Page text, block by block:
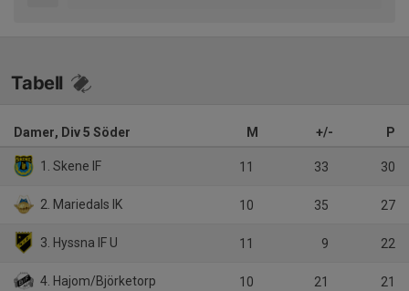
Tabell
Damer, Div 5 Söder M +/- P
1. Skene IF 11 33 30
2. Mariedals IK 10 35 27
3. Hyssna IF U 11 9 22
4. Hajom/Björketorp 10 21 21